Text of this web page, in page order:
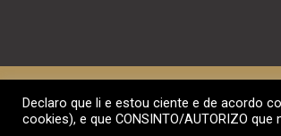
Crivelari & Padoveze
Declaro que li e estou ciente e de acordo
cookies), e que CONSINTO/AUTORIZO